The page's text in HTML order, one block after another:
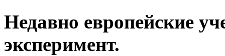
Недавно европейские
эксперимент.